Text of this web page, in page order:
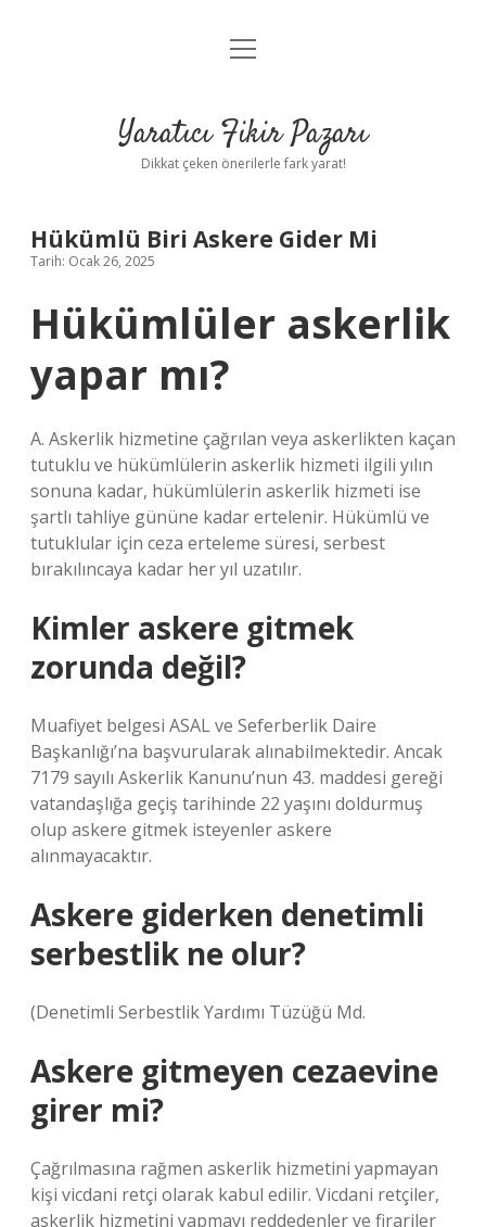
Anasayfa
Yasal Uyarı
menüyü
Yaratıcı Fikir Pazarı
Dikkat çeken önerilerle fark yarat!
Hükümlü Biri Askere Gider Mi
Tarih: Ocak 26, 2025
Hükümlüler askerlik
yapar mı?
A. Askerlik hizmetine çağrılan veya askerlikten kaçan
tutuklu ve hükümlülerin askerlik hizmeti ilgili yılın
sonuna kadar, hükümlülerin askerlik hizmeti ise
şartlı tahliye gününe kadar ertelenir. Hükümlü ve
tutuklular için ceza erteleme süresi, serbest
bırakılıncaya kadar her yıl uzatılır.
Kimler askere gitmek
zorunda değil?
Muafiyet belgesi ASAL ve Seferberlik Daire
Başkanlığı’na başvurularak alınabilmektedir. Ancak
7179 sayılı Askerlik Kanunu’nun 43. maddesi gereği
vatandaşlığa geçiş tarihinde 22 yaşını doldurmuş
olup askere gitmek isteyenler askere
alınmayacaktır.
Askere giderken denetimli
serbestlik ne olur?
(Denetimli Serbestlik Yardımı Tüzüğü Md.
Askere gitmeyen cezaevine
girer mi?
Çağrılmasına rağmen askerlik hizmetini yapmayan
kişi vicdani retçi olarak kabul edilir. Vicdani retçiler,
askerlik hizmetini yapmayı reddedenler ve firariler